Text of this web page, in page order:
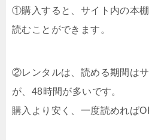
①購入すると、サイト内の本
読むことができます。
②レンタルは、読める期間は
が、48時間が多いです。
購入より安く、一度読めれば